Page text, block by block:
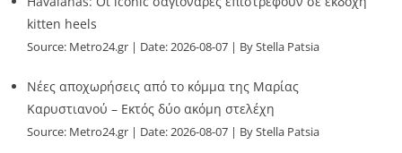
kitten heels
Source: Metro24.gr Date: 2026-08-07 By Stella Patsia
Νέες αποχωρήσεις από το κόμμα της Μαρίας
Καρυστιανού – Εκτός δύο ακόμη στελέχη
Source: Metro24.gr Date: 2026-08-07 By Stella Patsia